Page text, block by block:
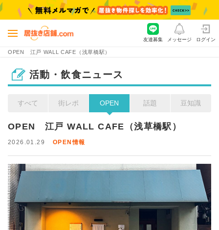
OPEN 江戸 WALL CAFE（浅草橋駅）
友達募集 メッセージ ログイン
活動・飲食ニュース
すべて 街レポ OPEN 話題 豆知識
OPEN　江戸 WALL CAFE（浅草橋駅）
2026.01.29 OPEN情報